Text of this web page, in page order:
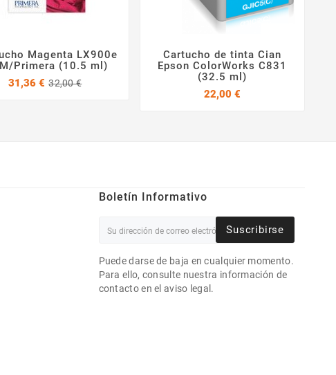
 
Magenta LX900e
Primera (10.5 ml)
31,36 € 32,00 €
 
Cartucho de tinta Cian
Epson ColorWorks C831
(32.5 ml)
22,00 €
Boletín Informativo
Suscribirse
Puede darse de baja en cualquier momento.
Para ello, consulte nuestra información de
contacto en el aviso legal.